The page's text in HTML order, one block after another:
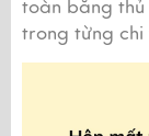
toàn bằng
trong từng chi